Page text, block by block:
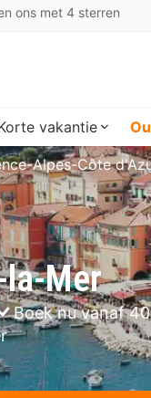
ons met 4 sterren
vakantie
Mer
Boek nu vanaf
Alpes-Côte